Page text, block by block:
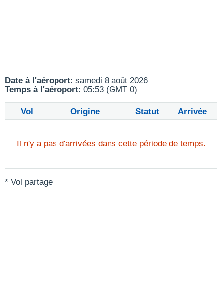
Date à l'aéroport: samedi 8 août 2026
Temps à l'aéroport: 05:53 (GMT 0)
Vol Origine Statut Arrivée
Il n'y a pas d'arrivées dans cette période de temps.
* Vol partage